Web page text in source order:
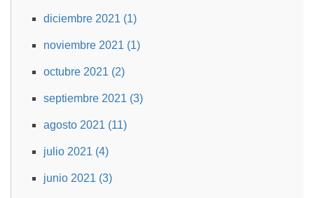
diciembre 2021 (1)
noviembre 2021 (1)
octubre 2021 (2)
septiembre 2021 (3)
agosto 2021 (11)
julio 2021 (4)
junio 2021 (3)